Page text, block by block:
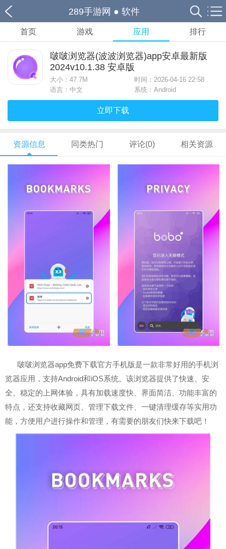
289手游网 ● 软件
首页 游戏 应用 排行
啵啵浏览器(波波浏览器)app安卓最新版
2024v10.1.38 安卓版
大小： 47.7M
时间：2026-04-16 22:58
语言：中文
系统：Android
立即下载
资源信息 同类热门 评论(0) 相关资源
啵啵浏览器app免费下载官方手机版是一款非常好用的手机浏
览器应用，支持Android和iOS系统。该浏览器提供了快速、安
全、稳定的上网体验，具有加载速度快、界面简洁、功能丰富的
特点，还支持收藏网页、管理下载文件、一键清理缓存等实用功
能，方便用户进行操作和管理，有需要的朋友们快来下载吧！